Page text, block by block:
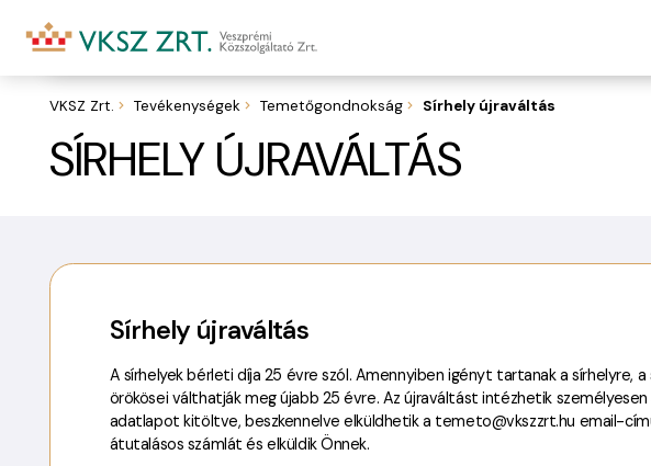
VKSZ Zrt. Tevékenységek Temetőgondnokság Sírhely újraváltás
SÍRHELY ÚJRAVÁLTÁS
Sírhely újraváltás
A sírhelyek bérleti díja 25 évre szól. Amennyiben igényt tartanak a sírhelyre,
örökösei válthatják meg újabb 25 évre. Az újraváltást intézhetik
adatlapot kitöltve, beszkennelve elküldhetik a temeto@vkszzrt.hu email-
átutalásos számlát és elküldik Önnek.